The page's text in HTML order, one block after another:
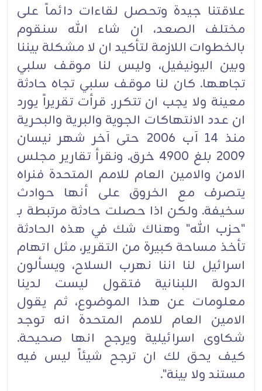
علاقتنا جيدة وتحصل لقاءات دائماً على
مختلف الصعد، ان شاء الله سنقوم
بالخطوات اللازمة لتأكيد ان لا مشكلة بيننا
وبين اليونيفيل، وليس لنا موقف سلبي
تجاهها. كان لنا موقف سلبي تجاه حادثة
معينة ولا يجب ان تتكرر. قرأت تقريراً يورد
ان عدد الانتهاكات الجوية والبرية والبحرية
منذ 14 آب 2006 حتى آخر شهر نيسان
2009 بلغ 4900 خرق. ونقرأ تقارير مجلس
الامن والامين العام للامم المتحدة فنراه
يتصرف مع الخروق على أنها حوادث
سخيفة. ولكن اذا حصلت حادثة مرتبطة بـ
"حزب الله" وهناك شك في هذه الحادثة
تأخذ مساحة كبيرة من التقرير، مثل اتهام
اسرائيل لنا اننا نهرب السلاح، ويسألون
الدولة اللبنانية فتقول ليست لدينا
معلومات عن هذا الموضوع، ثم يقول
الامين العام للامم المتحدة انه توجد
شكاوى اسرائيلية ويرجح انها صحيحة.
كيف يحق لك ان ترجح شيئاً ليس فيه
مستند ولا بينة".